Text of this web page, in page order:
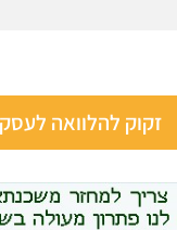
זקוק להלוואה